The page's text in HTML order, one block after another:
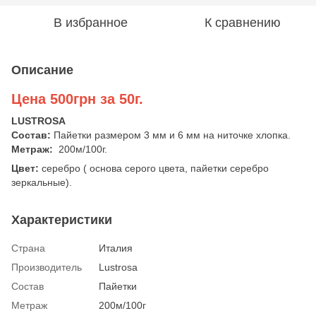
В избранное К сравнению
Описание
Цена 500грн за 50г.
LUSTROSA
Состав: Пайетки размером 3 мм и 6 мм на ниточке хлопка.
Метраж: 200м/100г.
Цвет: серебро ( основа серого цвета, пайетки серебро
зеркальные).
Характеристики
Страна
Италия
Производитель
Lustrosa
Состав
Пайетки
Метраж
200м/100г